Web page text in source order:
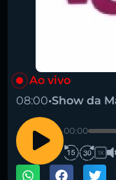
Ao vivo
08:00•Show da
00:00
1X